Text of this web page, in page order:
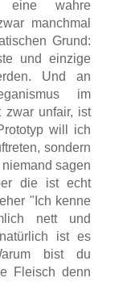
eine wahre
manchmal
Grund:
und einzige
Und an
im
zwar unfair, ist
will ich
sondern
sagen
die ist echt
"Ich kenne
nett und
ist es
bist du
Fleisch denn